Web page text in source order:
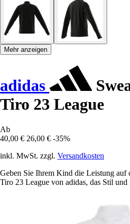
Mehr anzeigen
adidas
Tiro 23 League
Ab
40,00 € 26,00 € -35%
inkl. MwSt. zzgl. Versandkosten
Geben Sie Ihrem Kind die Leistung auf
Tiro 23 League von adidas, das Stil